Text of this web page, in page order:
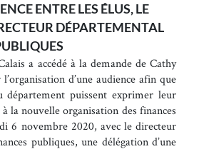
ENTRE LES ÉLUS, LE
DÉPARTEMENTAL
a accédé à la demande de Cathy
d’une audience afin que
département puissent exprimer leur
la nouvelle organisation des finances
6 novembre 2020, avec le directeur
publiques, une délégation d’une